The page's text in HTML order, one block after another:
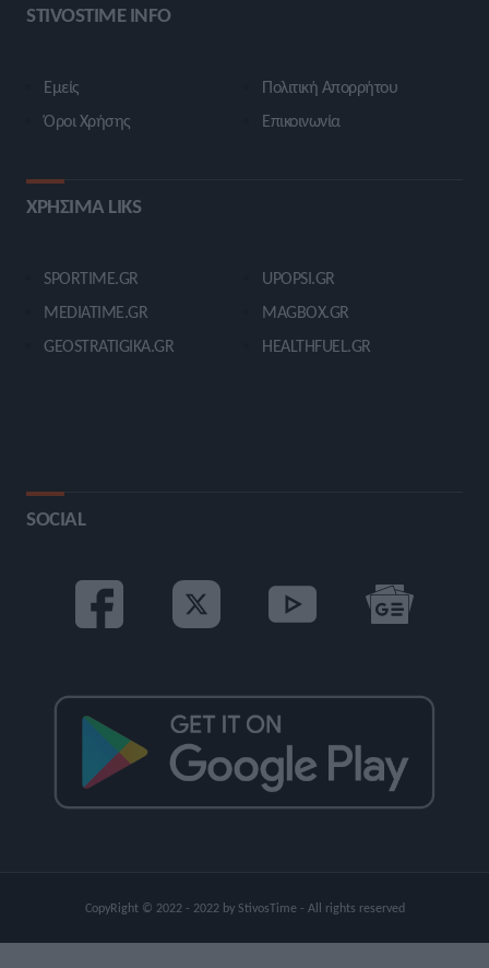
STIVOSTIME INFO
Εμείς
Όροι Χρήσης
Πολιτική Απορρήτου
Επικοινωνία
ΧΡΗΣΙΜΑ LIKS
SPORTIME.GR
MEDIATIME.GR
GEOSTRATIGIKA.GR
UPOPSI.GR
MAGBOX.GR
HEALTHFUEL.GR
SOCIAL
CopyRight © 2022 - 2022 by StivosTime - All rights reserved